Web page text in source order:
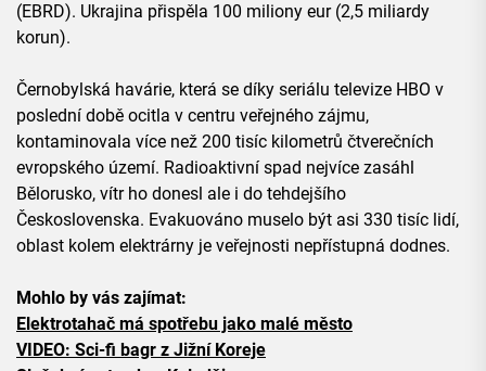
(EBRD). Ukrajina přispěla 100 miliony eur (2,5 miliardy
korun).
Černobylská havárie, která se díky seriálu televize HBO v
poslední době ocitla v centru veřejného zájmu,
kontaminovala více než 200 tisíc kilometrů čtverečních
evropského území. Radioaktivní spad nejvíce zasáhl
Bělorusko, vítr ho donesl ale i do tehdejšího
Československa. Evakuováno muselo být asi 330 tisíc lidí,
oblast kolem elektrárny je veřejnosti nepřístupná dodnes.
Mohlo by vás zajímat:
Elektrotahač má spotřebu jako malé město
VIDEO: Sci-fi bagr z Jižní Koreje